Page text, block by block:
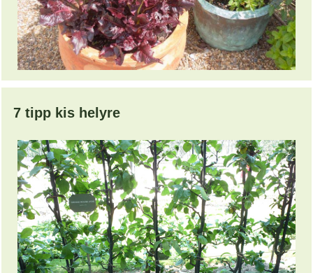
7 tipp kis helyre